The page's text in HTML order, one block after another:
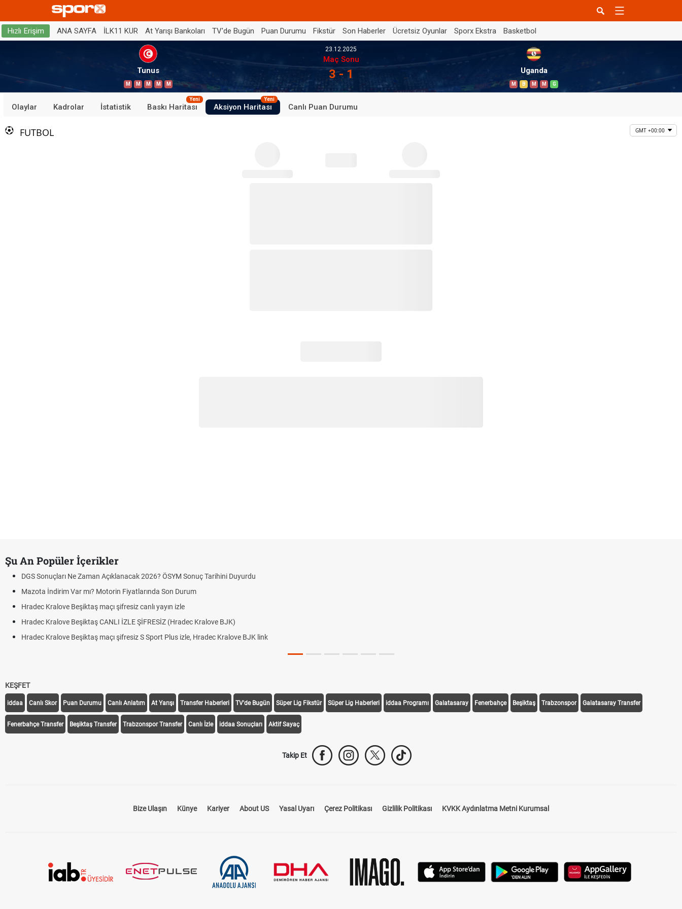
Hızlı Erişim ANA SAYFA İLK11 KUR At Yarışı Bankoları TV'de Bugün Puan Durumu Fikstür Son Haberler Ücretsiz Oyunlar Sporx Ekstra Basketbol
Tunus
M M M M M
23.12.2025
Maç Sonu
3 - 1 Uganda
M B M M G
Olaylar Kadrolar İstatistik Baskı Haritası
Yeni
Aksiyon Haritası
Yeni
Canlı Puan Durumu
FUTBOL GMT +00:00
Şu An Popüler İçerikler
DGS Sonuçları Ne Zaman Açıklanacak 2026? ÖSYM Sonuç Tarihini Duyurdu
Mazota İndirim Var mı? Motorin Fiyatlarında Son Durum
Hradec Kralove Beşiktaş maçı şifresiz canlı yayın izle
Hradec Kralove Beşiktaş CANLI İZLE ŞİFRESİZ (Hradec Kralove BJK)
Hradec Kralove Beşiktaş maçı şifresiz S Sport Plus izle, Hradec Kralove BJK link
KEŞFET
iddaa Canlı Skor Puan Durumu Canlı Anlatım At Yarışı Transfer Haberleri TV'de Bugün Süper Lig Fikstür Süper Lig Haberleri iddaa Programı Galatasaray Fenerbahçe Beşiktaş Trabzonspor Galatasaray Transfer
Fenerbahçe Transfer Beşiktaş Transfer Trabzonspor Transfer Canlı İzle iddaa Sonuçları Aktif Sayaç
Takip Et
Bize Ulaşın Künye Kariyer About US Yasal Uyarı Çerez Politikası Gizlilik Politikası KVKK Aydınlatma Metni Kurumsal